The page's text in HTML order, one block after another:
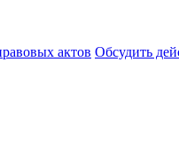
актов Обсудить